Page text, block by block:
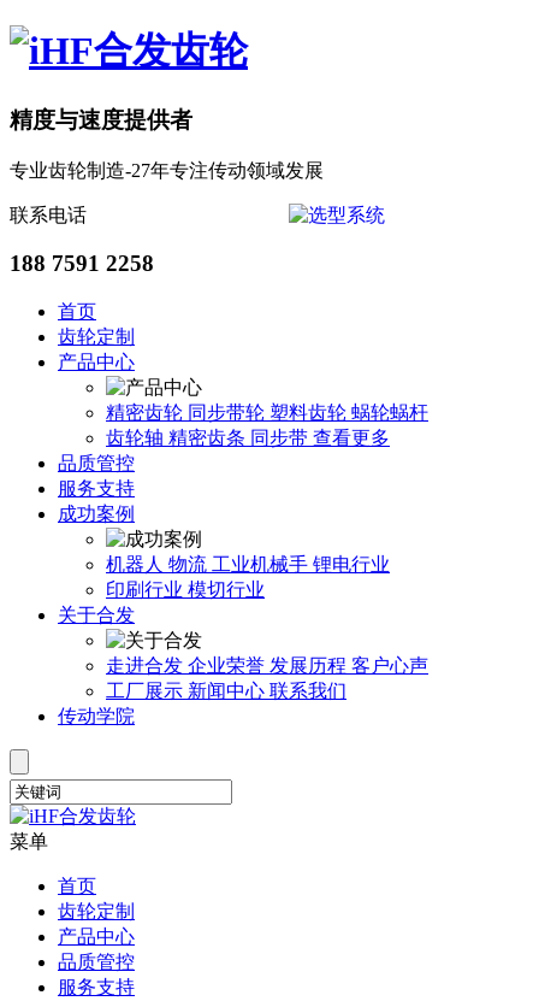
精度与速度提供者
专业齿轮制造-27年专注传动领域发展
联系电话
188 7591 2258
首页
齿轮定制
产品中心
精密齿轮 同步带轮 塑料齿轮 蜗轮蜗杆
齿轮轴 精密齿条 同步带 查看更多
品质管控
服务支持
成功案例
机器人 物流 工业机械手 锂电行业
印刷行业 模切行业
关于合发
走进合发 企业荣誉 发展历程 客户心声
工厂展示 新闻中心 联系我们
传动学院
菜单
首页
齿轮定制
产品中心
品质管控
服务支持